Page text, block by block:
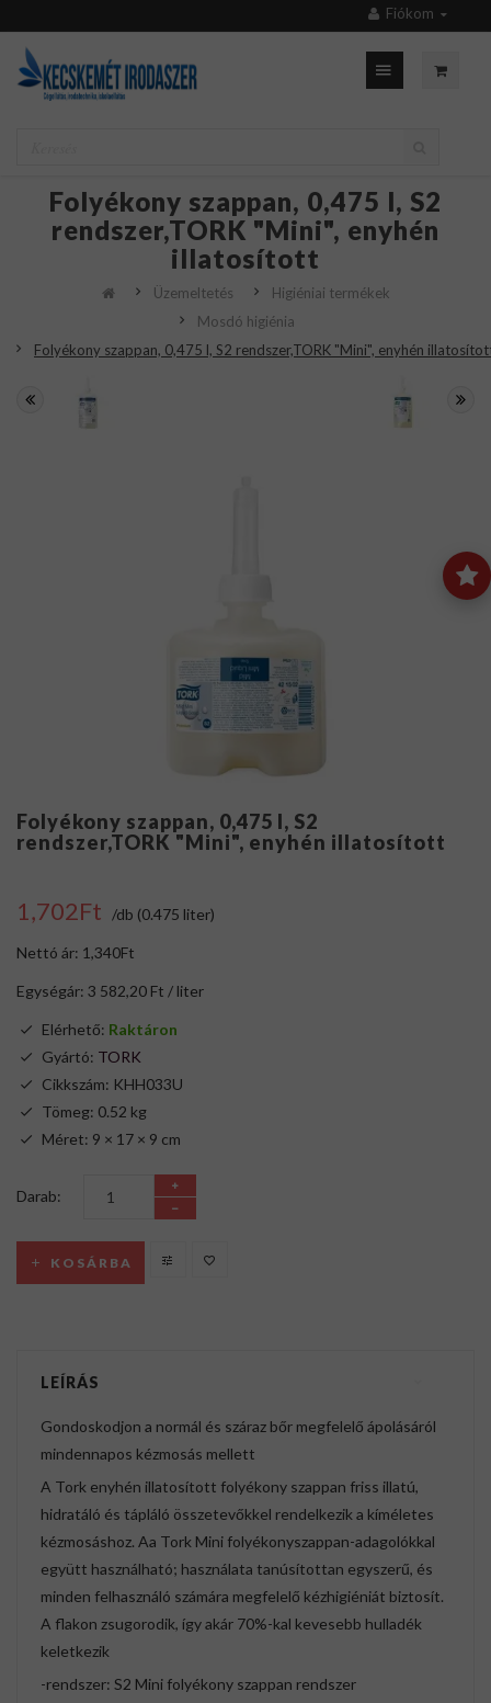
Fiókom
Folyékony szappan, 0,475 l, S2
rendszer,TORK "Mini", enyhén
illatosított
Üzemeltetés
Higiéniai termékek
Mosdó higiénia
Folyékony szappan, 0,475 l, S2 rendszer,TORK "Mini", enyhén
Folyékony szappan, 0,475 l, S2
rendszer,TORK "Mini", enyhén illatosított
1,702Ft /db (0.475 liter)
Nettó ár: 1,340Ft
Egységár: 3 582,20 Ft / liter
Elérhető: Raktáron
Gyártó: TORK
Cikkszám: KHH033U
Tömeg: 0.52 kg
Méret: 9 × 17 × 9 cm
Darab:
KOSÁRBA
LEÍRÁS
Gondoskodjon a normál és száraz bőr megfelelő ápolásáról
mindennapos kézmosás mellett
A Tork enyhén illatosított folyékony szappan friss illatú,
hidratáló és tápláló összetevőkkel rendelkezik a kíméletes
kézmosáshoz. Aa Tork Mini folyékonyszappan-adagolókkal
együtt használható; használata tanúsítottan egyszerű, és
minden felhasználó számára megfelelő kézhigiéniát biztosít.
A flakon zsugorodik, így akár 70%-kal kevesebb hulladék
keletkezik
-rendszer: S2 Mini folyékony szappan rendszer